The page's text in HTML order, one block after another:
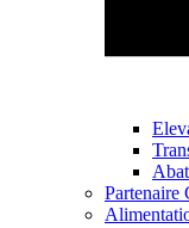
Partenaire